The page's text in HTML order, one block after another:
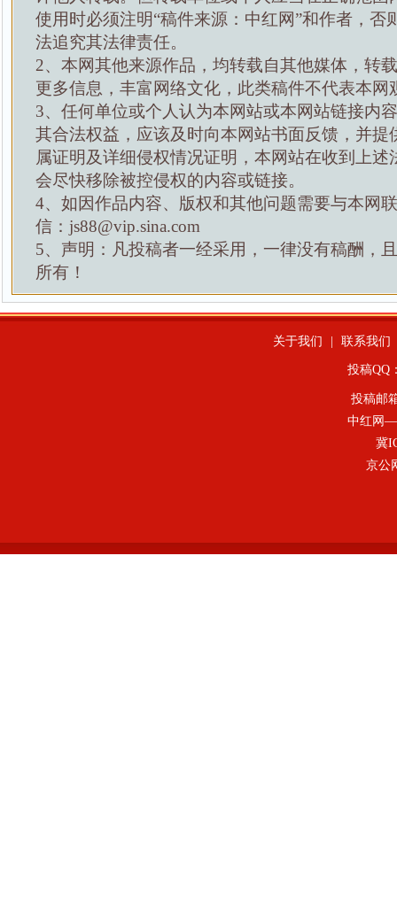
使用时必须注明“稿件来源：中红网”和作者，否
法追究其法律责任。
2、本网其他来源作品，均转载自其他媒体，转
更多信息，丰富网络文化，此类稿件不代表本网
3、任何单位或个人认为本网站或本网站链接内
其合法权益，应该及时向本网站书面反馈，并提
属证明及详细侵权情况证明，本网站在收到上述
会尽快移除被控侵权的内容或链接。
4、如因作品内容、版权和其他问题需要与本网
信：js88@vip.sina.com
5、声明：凡投稿者一经采用，一律没有稿酬，
所有！
关于我们 联系我们
投稿QQ
投稿邮
中红网—
冀
京公